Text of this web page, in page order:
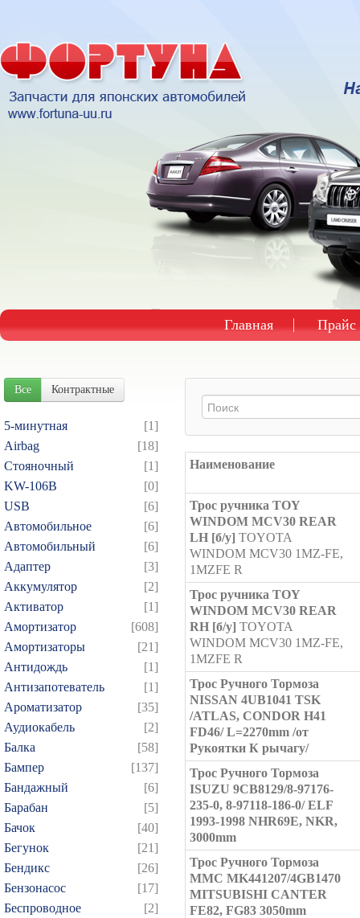
Главная Прайс
Все Контрактные
5-минутная
[1]
Airbag
[18]
Cтояночный
[1]
KW-106B
[0]
USB
[6]
Автомобильное
[6]
Автомобильный
[6]
Адаптер
[3]
Аккумулятор
[2]
Активатор
[1]
Амортизатор
[608]
Амортизаторы
[21]
Антидождь
[1]
Антизапотеватель
[1]
Ароматизатор
[35]
Аудиокабель
[2]
Балка
[58]
Бампер
[137]
Бандажный
[6]
Барабан
[5]
Бачок
[40]
Бегунок
[21]
Бендикс
[26]
Бензонасос
[17]
Беспроводное
[2]
Наименование
Трос ручника TOY
WINDOM MCV30 REAR
LH [б/у] TOYOTA
WINDOM MCV30 1MZ-FE,
1MZFE R
Трос ручника TOY
WINDOM MCV30 REAR
RH [б/у] TOYOTA
WINDOM MCV30 1MZ-FE,
1MZFE R
Трос Ручного Тормоза
NISSAN 4UB1041 TSK
/ATLAS, CONDOR H41
FD46/ L=2270mm /от
Рукоятки К рычагу/
Трос Ручного Тормоза
ISUZU 9CB8129/8-97176-
235-0, 8-97118-186-0/ ELF
1993-1998 NHR69E, NKR,
3000mm
Трос Ручного Тормоза
MMC MK441207/4GB1470
MITSUBISHI CANTER
FE82, FG83 3050mm